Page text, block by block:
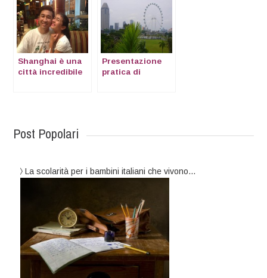
Shanghai è una
città incredibile
Presentazione
pratica di
Post Popolari
La scolarità per i bambini italiani che vivono…